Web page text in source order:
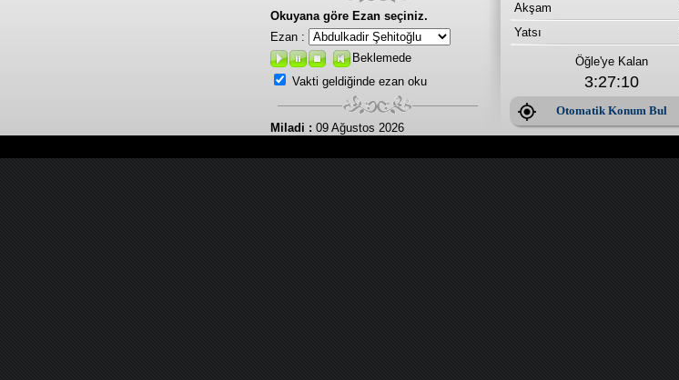
Okuyana göre Ezan seçiniz.
Ezan :
Beklemede
Vakti geldiğinde ezan oku
Miladi : 09 Ağustos 2026
Akşam
Yatsı
Öğle'ye Kalan
3:27:10
Otomatik Konum Bul